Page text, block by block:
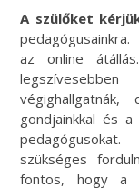
A szülőket
az online
gondjainkkal és
szükséges
fontos, hogy a